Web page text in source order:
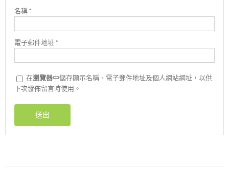
名稱*
電子郵件地址*
在瀏覽器中儲存顯示名稱、電子郵件地址及個人網站網址，以供
下次發佈留言時使用。